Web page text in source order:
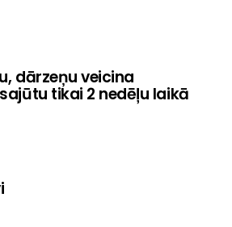
dārzeņu veicina
tikai 2 nedēļu laikā